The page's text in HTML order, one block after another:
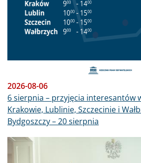
2026-08-06
6 sierpnia – przyjęcia interesantów
Krakowie, Lublinie, Szczecinie i
Bydgoszczy – 20 sierpnia
Obraz